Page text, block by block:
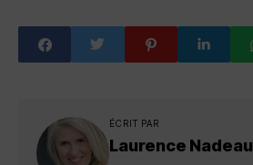
ÉCRIT PAR
Laurence Nadeau